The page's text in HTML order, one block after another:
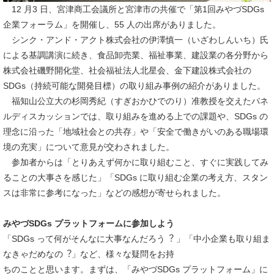
12 月3 日、宮津商工会議所と宮津市の共催で「第1回みやづSDGs
企業フォーラム」を開催し、55 人の出席がありました。
シンク・アンド・アクト株式会社の伊澤慎一（いざわしんいち）氏
による基調講演に続き、食品卸売業、福祉事業、建設業の各分野から
株式会社磯野開化堂、社会福祉法人北星会、金下建設株式会社の
SDGs（持続可能な開発目標）の取り組み事例の紹介がありました。
福知山公立大の杉岡秀紀（すぎおかひでのり）准教授を交えたパネ
ルディスカッションでは、取り組みを進める上での課題や、SDGs の
理念に沿った「地域社会との共存」や「安全で働きがいのある職場環
境の充実」について意見が交わされました。
参加者からは「とりあえず何かに取り組むこと、すぐに実践してみ
ることの大事さを感じた」「SDGs に取り組む企業の考え方、スタン
スは非常に参考になった」などの感想が寄せられました。
みやづSDGs プラットフォームに参加しよう
「SDGs って何がそんなに大事なんだろう︖ 」「中小企業も取り組ま
なきゃだめなの︖」など、様々な疑問をお持
ちのことと思います。まずは、「みやづSDGs プラットフォーム」に